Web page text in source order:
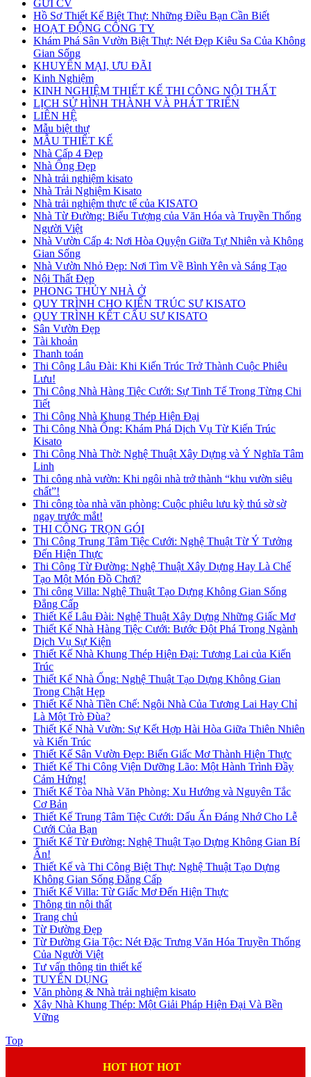
GỬI CV
Hồ Sơ Thiết Kế Biệt Thự: Những Điều Bạn Cần Biết
HOẠT ĐỘNG CÔNG TY
Khám Phá Sân Vườn Biệt Thự: Nét Đẹp Kiêu Sa Của Không
Gian Sống
KHUYẾN MẠI, ƯU ĐÃI
Kinh Nghiệm
KINH NGHIỆM THIẾT KẾ THI CÔNG NỘI THẤT
LỊCH SỬ HÌNH THÀNH VÀ PHÁT TRIỂN
LIÊN HỆ
Mẫu biệt thự
MẪU THIẾT KẾ
Nhà Cấp 4 Đẹp
Nhà Ống Đẹp
Nhà trải nghiệm kisato
Nhà Trải Nghiệm Kisato
Nhà trải nghiệm thực tế của KISATO
Nhà Từ Đường: Biểu Tượng của Văn Hóa và Truyền Thống
Người Việt
Nhà Vườn Cấp 4: Nơi Hòa Quyện Giữa Tự Nhiên và Không
Gian Sống
Nhà Vườn Nhỏ Đẹp: Nơi Tìm Về Bình Yên và Sáng Tạo
Nội Thất Đẹp
PHONG THỦY NHÀ Ở
QUY TRÌNH CHO KIẾN TRÚC SƯ KISATO
QUY TRÌNH KẾT CẤU SƯ KISATO
Sân Vườn Đẹp
Tài khoản
Thanh toán
Thi Công Lâu Đài: Khi Kiến Trúc Trở Thành Cuộc Phiêu
Lưu!
Thi Công Nhà Hàng Tiệc Cưới: Sự Tinh Tế Trong Từng Chi
Tiết
Thi Công Nhà Khung Thép Hiện Đại
Thi Công Nhà Ống: Khám Phá Dịch Vụ Từ Kiến Trúc
Kisato
Thi Công Nhà Thờ: Nghệ Thuật Xây Dựng và Ý Nghĩa Tâm
Linh
Thi công nhà vườn: Khi ngôi nhà trở thành “khu vườn siêu
chất”!
Thi công tòa nhà văn phòng: Cuộc phiêu lưu kỳ thú sờ sờ
ngay trước mắt!
THI CÔNG TRỌN GÓI
Thi Công Trung Tâm Tiệc Cưới: Nghệ Thuật Từ Ý Tưởng
Đến Hiện Thực
Thi Công Từ Đường: Nghệ Thuật Xây Dựng Hay Là Chế
Tạo Một Món Đồ Chơi?
Thi công Villa: Nghệ Thuật Tạo Dựng Không Gian Sống
Đẳng Cấp
Thiết Kế Lâu Đài: Nghệ Thuật Xây Dựng Những Giấc Mơ
Thiết Kế Nhà Hàng Tiệc Cưới: Bước Đột Phá Trong Ngành
Dịch Vụ Sự Kiện
Thiết Kế Nhà Khung Thép Hiện Đại: Tương Lai của Kiến
Trúc
Thiết Kế Nhà Ống: Nghệ Thuật Tạo Dựng Không Gian
Trong Chật Hẹp
Thiết Kế Nhà Tiền Chế: Ngôi Nhà Của Tương Lai Hay Chỉ
Là Một Trò Đùa?
Thiết Kế Nhà Vườn: Sự Kết Hợp Hài Hòa Giữa Thiên Nhiên
và Kiến Trúc
Thiết Kế Sân Vườn Đẹp: Biến Giấc Mơ Thành Hiện Thực
Thiết Kế Thi Công Viện Dưỡng Lão: Một Hành Trình Đầy
Cảm Hứng!
Thiết Kế Tòa Nhà Văn Phòng: Xu Hướng và Nguyên Tắc
Cơ Bản
Thiết Kế Trung Tâm Tiệc Cưới: Dấu Ấn Đáng Nhớ Cho Lễ
Cưới Của Bạn
Thiết Kế Từ Đường: Nghệ Thuật Tạo Dựng Không Gian Bí
Ẩn!
Thiết Kế và Thi Công Biệt Thự: Nghệ Thuật Tạo Dựng
Không Gian Sống Đẳng Cấp
Thiết Kế Villa: Từ Giấc Mơ Đến Hiện Thực
Thông tin nội thất
Trang chủ
Từ Đường Đẹp
Từ Đường Gia Tộc: Nét Đặc Trưng Văn Hóa Truyền Thống
Của Người Việt
Tư vấn thông tin thiết kế
TUYỂN DỤNG
Văn phòng & Nhà trải nghiệm kisato
Xây Nhà Khung Thép: Một Giải Pháp Hiện Đại Và Bền
Vững
Top
HOT HOT HOT